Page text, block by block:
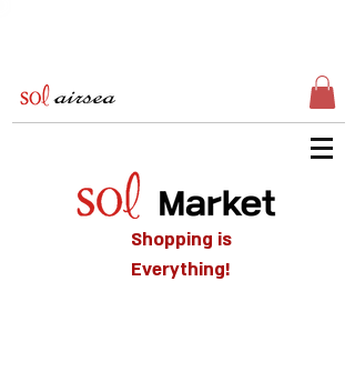
Shopping is
Everything!